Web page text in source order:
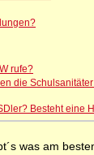
rufe?
die
Besteht eine
was am